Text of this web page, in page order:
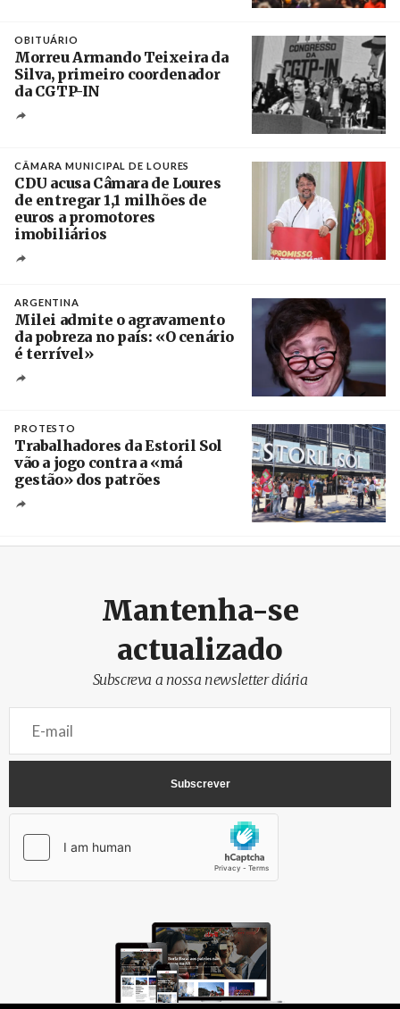
OBITUÁRIO
Morreu Armando Teixeira da
Silva, primeiro coordenador
da CGTP-IN
CÂMARA MUNICIPAL DE LOURES
CDU acusa Câmara de Loures
de entregar 1,1 milhões de
euros a promotores
imobiliários
ARGENTINA
Milei admite o agravamento
da pobreza no país: «O cenário
é terrível»
PROTESTO
Trabalhadores da Estoril Sol
vão a jogo contra a «má
gestão» dos patrões
Mantenha-se
actualizado
Subscreva a nossa newsletter diária